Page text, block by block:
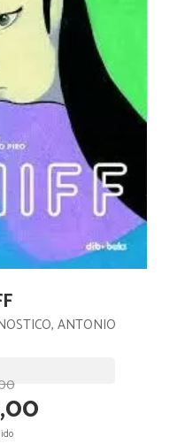
ANTONIO